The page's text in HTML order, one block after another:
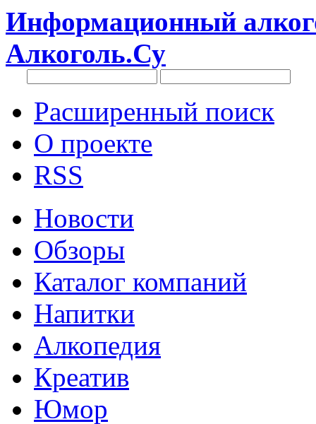
Информационный
Алкоголь.Су
Расширенный поиск
О проекте
RSS
Новости
Обзоры
Каталог компаний
Напитки
Алкопедия
Креатив
Юмор